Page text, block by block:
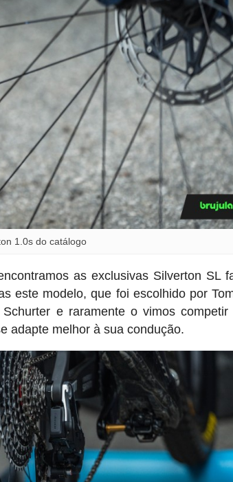
1.0s do catálogo
as exclusivas Silverton SL
este modelo, que foi escolhido por
e raramente o vimos competir
adapte melhor à sua condução.